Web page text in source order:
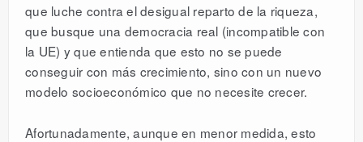
que luche contra el desigual reparto de la riqueza,
que busque una democracia real (incompatible con
la UE) y que entienda que esto no se puede
conseguir con más crecimiento, sino con un nuevo
modelo socioeconómico que no necesite crecer.
Afortunadamente, aunque en menor medida, esto